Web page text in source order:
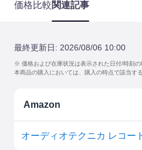
価格比較関連記事
最終更新日: 2026/08/06 10:00
※ 価格および在庫状況は表示された日付/時刻の
本商品の購入においては、購入の時点で該当す
Amazon